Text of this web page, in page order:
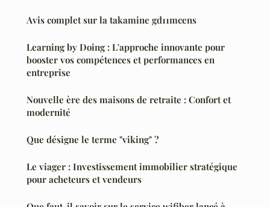
Avis complet sur la takamine gd11mcens
Learning by Doing : L'approche innovante pour
booster vos compétences et performances en
entreprise
Nouvelle ère des maisons de retraite : Confort et
modernité
Que désigne le terme "viking" ?
Le viager : Investissement immobilier stratégique
pour acheteurs et vendeurs